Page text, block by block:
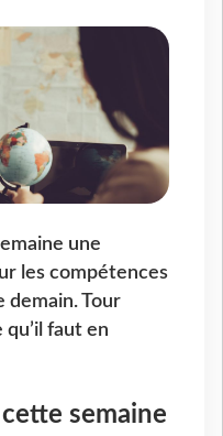
une
les compétences
demain. Tour
faut en
semaine